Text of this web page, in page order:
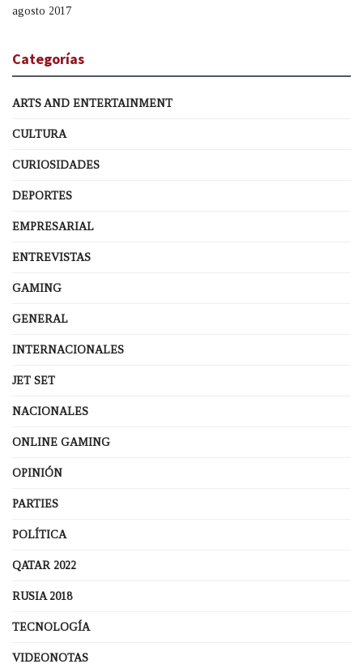
agosto 2017
Categorías
ARTS AND ENTERTAINMENT
CULTURA
CURIOSIDADES
DEPORTES
EMPRESARIAL
ENTREVISTAS
GAMING
GENERAL
INTERNACIONALES
JET SET
NACIONALES
ONLINE GAMING
OPINIÓN
PARTIES
POLÍTICA
QATAR 2022
RUSIA 2018
TECNOLOGÍA
VIDEONOTAS